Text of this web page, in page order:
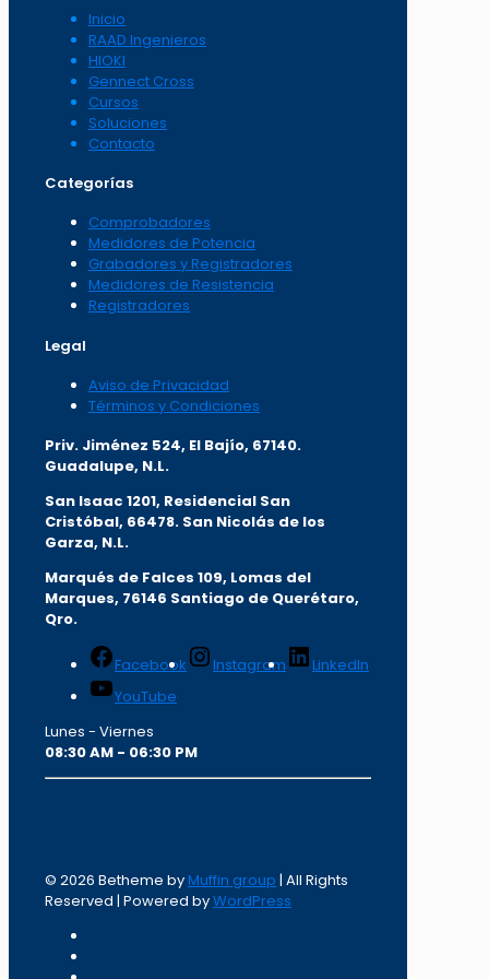
Inicio
RAAD Ingenieros
HIOKI
Gennect Cross
Cursos
Soluciones
Contacto
Categorías
Comprobadores
Medidores de Potencia
Grabadores y Registradores
Medidores de Resistencia
Registradores
Legal
Aviso de Privacidad
Términos y Condiciones
Priv. Jiménez 524, El Bajío, 67140.
Guadalupe, N.L.
San Isaac 1201, Residencial San
Cristóbal, 66478. San Nicolás de los
Garza, N.L.
Marqués de Falces 109, Lomas del
Marques, 76146 Santiago de Querétaro,
Qro.
Facebook Instagram
LinkedIn
YouTube
Lunes - Viernes
08:30 AM - 06:30 PM
© 2026 Betheme by Muffin group | All Rights
Reserved | Powered byWordPress